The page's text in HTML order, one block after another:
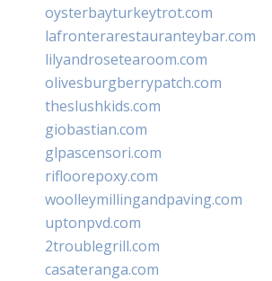
oysterbayturkeytrot.com
lafronterarestauranteybar.com
lilyandrosetearoom.com
olivesburgberrypatch.com
theslushkids.com
giobastian.com
glpascensori.com
rifloorepoxy.com
woolleymillingandpaving.com
uptonpvd.com
2troublegrill.com
casateranga.com